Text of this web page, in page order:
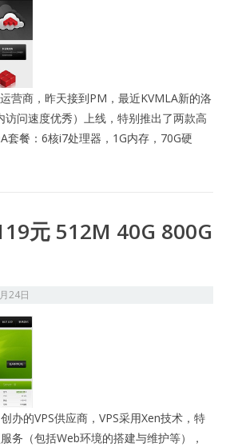
营商，昨天接到PM，最近KVMLA新的洛
访问速度优秀）上线，特别推出了两款高
套餐：6核i7处理器，1G内存，70G硬
元 512M 40G 800G
24日
办的VPS供应商，VPS采用Xen技术，特
务（包括Web环境的搭建与维护等），